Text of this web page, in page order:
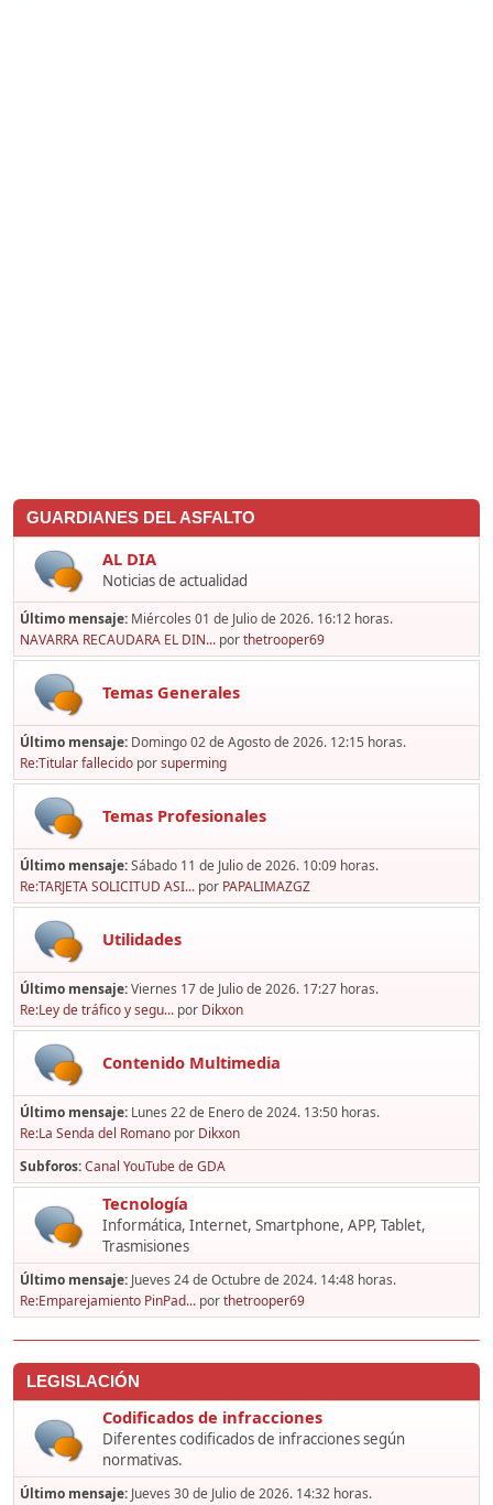
GUARDIANES DEL ASFALTO
AL DIA
Noticias de actualidad
Último mensaje: Miércoles 01 de Julio de 2026. 16:12 horas.
NAVARRA RECAUDARA EL DIN... porthetrooper69
Temas Generales
Último mensaje: Domingo 02 de Agosto de 2026. 12:15 horas.
Re:Titular fallecido porsuperming
Temas Profesionales
Último mensaje:Sábado 11 de Julio de 2026. 10:09 horas.
Re:TARJETA SOLICITUD ASI... por PAPALIMAZGZ
Utilidades
Último mensaje:Viernes 17 de Julio de 2026. 17:27 horas.
Re:Ley de tráfico y segu... por Dikxon
Contenido Multimedia
Último mensaje: Lunes 22 de Enero de 2024. 13:50 horas.
Re:La Senda del Romano por Dikxon
Subforos Canal YouTube de GDA
Tecnología
Informática, Internet, Smartphone, APP, Tablet,
Trasmisiones
Último mensaje: Jueves 24 de Octubre de 2024. 14:48 horas.
Re:Emparejamiento PinPad... porthetrooper69
LEGISLACIÓN
Codificados de infracciones
Diferentes codificados de infracciones según
normativas.
Último mensaje: Jueves 30 de Julio de 2026. 14:32 horas.